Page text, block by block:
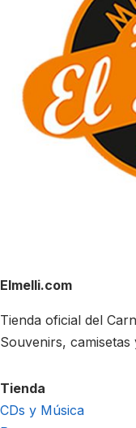
Elmelli.com
Tienda oficial del
Souvenirs,
Tienda
CDs y Música